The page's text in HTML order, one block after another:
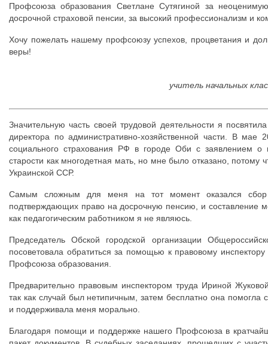
Профсоюза образования Светлане Сутягиной
за
досрочной страховой пенсии, за высокий профессионализм и
Хочу пожелать нашему профсоюзу успехов, процветания и
веры!
учитель начальных
Значительную часть своей трудовой деятельности я
директора по административно-хозяйственной части. В
социального страхования РФ в городе Оби с заявлением о
старости как многодетная мать, но мне было отказано, потому
Украинской ССР.
Самым сложным для меня на тот момент оказался сбор
подтверждающих право на досрочную пенсию, и составление
как педагогическим работником я не являюсь.
Председатель Обской городской организации
посоветовала обратиться за помощью к правовому
Профсоюза образования.
Предварительно правовым инспектором труда Ириной
так как случай был нетипичным, затем бесплатно она помогла
и поддерживала меня морально.
Благодаря помощи и поддержке нашего Профсоюза в